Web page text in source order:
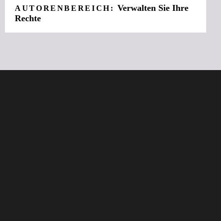
AUTORENBEREICH:Verwalten Sie Ihre
Rechte